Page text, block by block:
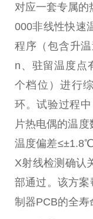
对应一套专属的
000非线性快速
程序（包含升
n、驻留温度
个档位）进行
环。试验过程
片热电偶的温
温度偏差
X射线检测确认
部通过。该方
制器PCB的全寿